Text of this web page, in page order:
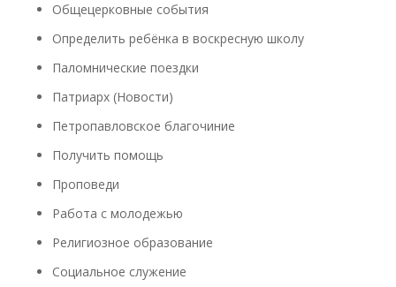
Общецерковные события
Определить ребёнка в воскресную школу
Паломнические поездки
Патриарх (Новости)
Петропавловское благочиние
Получить помощь
Проповеди
Работа с молодежью
Религиозное образование
Социальное служение